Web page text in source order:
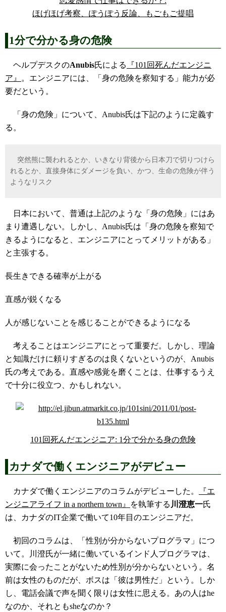
ほげほげ考察、ぽうぽう反論、もごもご提唱
1分で分かる身の危険
ヘルプデスクのAnubis氏による
『101回死んだエンジニ
ア』
。エンジニアには、「身の危険を察知する」能力が必
要だという。
「身の危険」について、Anubis氏は下記のように定義す
る。
突然熊に襲われるとか、いきなり背後から日本刀で切りつけら
れるとか、直接身体にダメージを負い、かつ、生命の危険が伴う
ようなリスク
日本において、普通は上記のような「身の危険」にはあ
まり遭遇しない。しかし、Anubis氏は「身の危険を察知で
きるようになると、エンジニアにとってメリットがある」
と主張する。
長生きできる確率が上がる
直感が鋭くなる
人が感じないことを感じることができるようになる
考えることはエンジニアにとって重要だ。しかし、理論
と知識だけに頼りすぎるのは良くないというのが、Anubis
氏の考えである。直感や感覚を磨くことは、仕事するうえ
で十分に役立つ、かもしれない。
101回死んだエンジニア: 1分で分かる身の危険
カナダで働くエンジニアがデビュー
カナダで働くエンジニアのコラムがデビューした。
『エ
ンジニアライフ in a northern town』
を執筆する 川澄恵一氏
は、カナダのIT企業で働いて10年目のエンジニアだ。
初回のコラムは、「性別が分からないプログラマ」につ
いて。川澄氏が一緒に働いているインド人プログラマは、
実際に会ったことがないため性別が分からないという。名
前は女性のものだが、ボスは「彼は男性だ」という。しか
し、電話会議で声を聞く限りは女性に思える。あの人はhe
なのか、それともsheなのか？